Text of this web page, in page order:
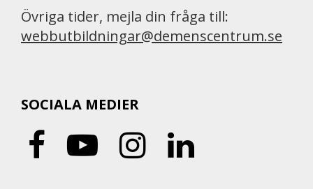
Övriga tider, mejla din fråga till:
webbutbildningar@demenscentrum.se
SOCIALA MEDIER